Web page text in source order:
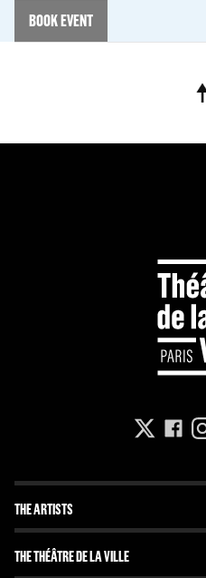
BOOK EVENT
THE ARTISTS
The Troupe
THE THÉÂTRE DE LA VILLE